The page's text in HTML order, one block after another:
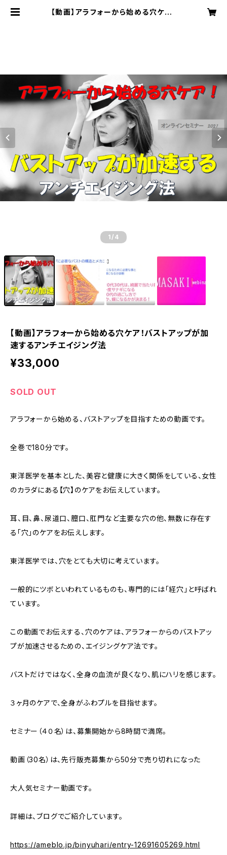
【動画】アラフォーから始める穴ケア！
1 /4
【動画】アラフォーから始める穴ケア！バストアップが加
速するアンチエイジング法
¥33,000
SOLD OUT
アラフォーから始める、バストアップを目指すための動画です。
全巻で180分です。
東洋医学を基本とした、美容と健康に大きく関係をしている、女性
のカラダにある【穴】のケアをお伝えしています。
耳、目、鼻、尿道口、膣口、肛門など主要な穴の他、無数に存在す
る「穴」のケアをお伝えします。
東洋医学では、穴をとても大切に考えています。
一般的にツボといわれているものも、専門的には「経穴」と呼ばれ
ています。
この動画でお伝えする、穴のケアは、アラフォーからのバストアッ
プが加速させるための、エイジングケア法です。
バストだけではなく、全身の血流が良くなり、肌にハリを感じます。
３ヶ月のケアで、全身がふわプルを目指せます。
セミナー（４０名）は、募集開始から8時間で満席。
動画（30名）は、先行販売募集から50分で売り切れになった
大人気セミナー動画です。
詳細は、ブログでご紹介しています。
https://ameblo.jp/binyuhari/entry-12691605269.html